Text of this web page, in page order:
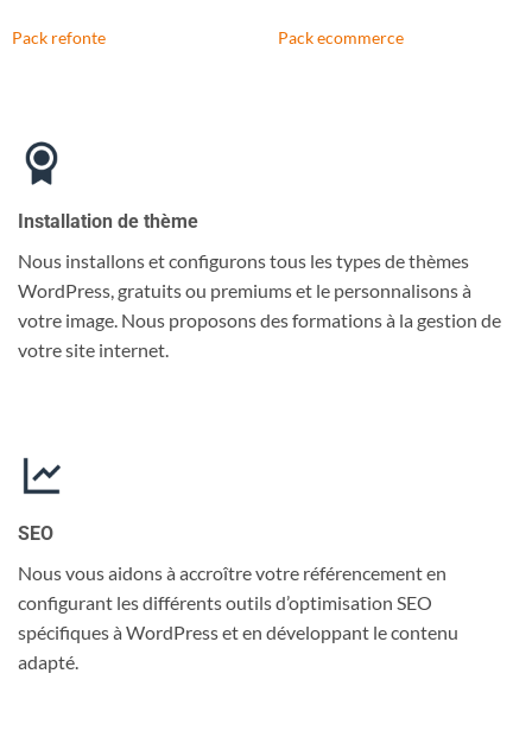
Pack refonte Pack ecommerce
Installation de thème
Nous installons et configurons tous les types de thèmes
WordPress, gratuits ou premiums et le personnalisons à
votre image. Nous proposons des formations à la gestion de
votre site internet.
SEO
Nous vous aidons à accroître votre référencement en
configurant les différents outils d’optimisation SEO
spécifiques à WordPress et en développant le contenu
adapté.